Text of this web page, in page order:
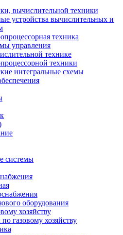
вычислительной техники
устройства вычислительных и
техника
управления
технике
техники
интегральные схемы
системы
оборудования
хозяйству
газовому хозяйству